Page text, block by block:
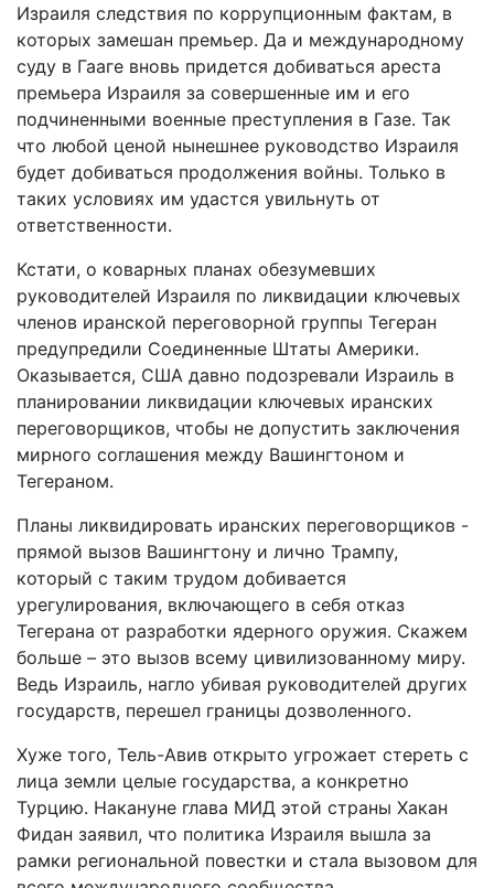
Израиля следствия по коррупционным фактам, в
которых замешан премьер. Да и международному
суду в Гааге вновь придется добиваться ареста
премьера Израиля за совершенные им и его
подчиненными военные преступления в Газе. Так
что любой ценой нынешнее руководство Израиля
будет добиваться продолжения войны. Только в
таких условиях им удастся увильнуть от
ответственности.
Кстати, о коварных планах обезумевших
руководителей Израиля по ликвидации ключевых
членов иранской переговорной группы Тегеран
предупредили Соединенные Штаты Америки.
Оказывается, США давно подозревали Израиль в
планировании ликвидации ключевых иранских
переговорщиков, чтобы не допустить заключения
мирного соглашения между Вашингтоном и
Тегераном.
Планы ликвидировать иранских переговорщиков -
прямой вызов Вашингтону и лично Трампу,
который с таким трудом добивается
урегулирования, включающего в себя отказ
Тегерана от разработки ядерного оружия. Скажем
больше – это вызов всему цивилизованному миру.
Ведь Израиль, нагло убивая руководителей других
государств, перешел границы дозволенного.
Хуже того, Тель-Авив открыто угрожает стереть с
лица земли целые государства, а конкретно
Турцию. Накануне глава МИД этой страны Хакан
Фидан заявил, что политика Израиля вышла за
рамки региональной повестки и стала вызовом для